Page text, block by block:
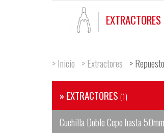
EXTRACTORES
> Inicio > Extractores >
» EXTRACTORES (1)
Cuchilla Doble Cepo hasta 50mm